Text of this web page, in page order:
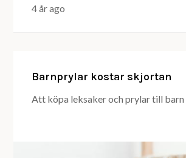
4 år ago
Barnprylar kostar skjortan
Att köpa leksaker och prylar till